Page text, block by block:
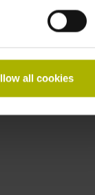
all cookies